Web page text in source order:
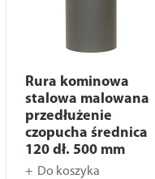
Rura kominowa
stalowa malowana
przedłużenie
czopucha średnica
120 dł. 500 mm
Do koszyka